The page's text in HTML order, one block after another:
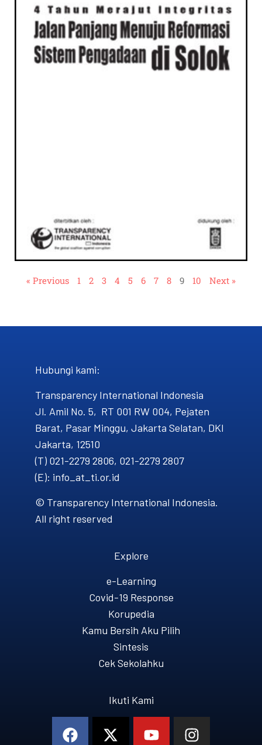
« Previous 1 2 3 4 5 6 7 8 9 10 Next »
Hubungi kami​:
Transparency International Indonesia
Jl. Amil No. 5, RT 001 RW 004, Pejaten
Barat, Pasar Minggu, Jakarta Selatan, DKI
Jakarta, 12510
(T) 021-2279 2806, 021-2279 2807
(E): info_at_ti.or.id
© Transparency International Indonesia.
All right reserved
Explore
e-Learning
Covid-19 Response
Korupedia
Kamu Bersih Aku Pilih
Sintesis
Cek Sekolahku
Ikuti Kami